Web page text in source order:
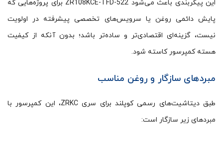
این پیکربندی باعث می‌شود ZR108KCE-TFD-522 برای پروژه‌هایی که
پایش دائمی روغن یا سرویس‌های تخصصی پیشرفته در اولویت
نیست، گزینه‌ای اقتصادی‌تر و ساده‌تر باشد؛ بدون آنکه از کیفیت
هسته کمپرسور کاسته شود.
مبردهای سازگار و روغن مناسب
طبق دیتاشیت‌های رسمی کوپلند برای سری ZRKC، این کمپرسور با
مبردهای زیر سازگار است: